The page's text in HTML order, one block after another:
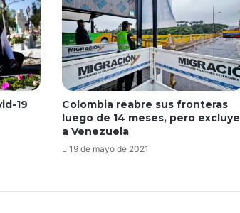
19
Colombia reabre sus fronteras
luego de 14 meses, pero excluye
a Venezuela
19 de mayo de 2021